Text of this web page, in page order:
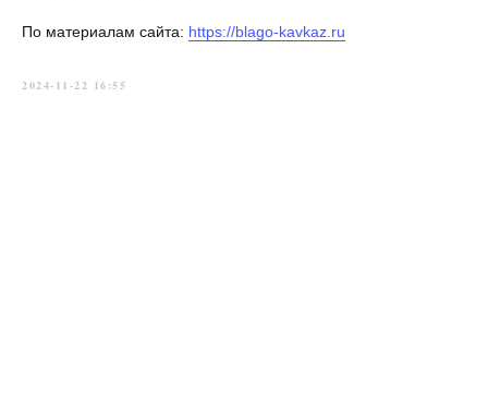
По материалам сайта: https://blago-kavkaz.ru
2024-11-22 16:55